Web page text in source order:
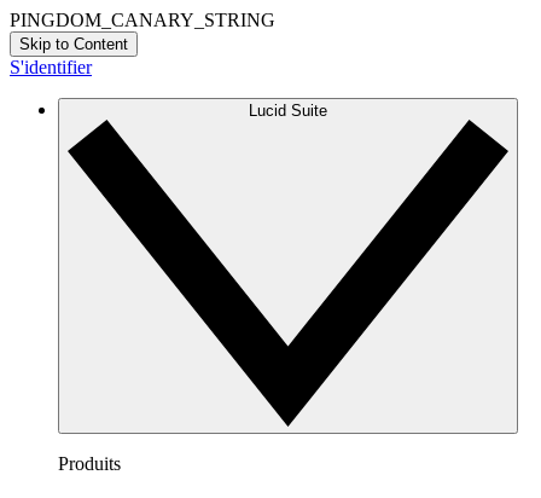
PINGDOM_CANARY_STRING
Skip to Content
S'identifier
Lucid Suite
Produits